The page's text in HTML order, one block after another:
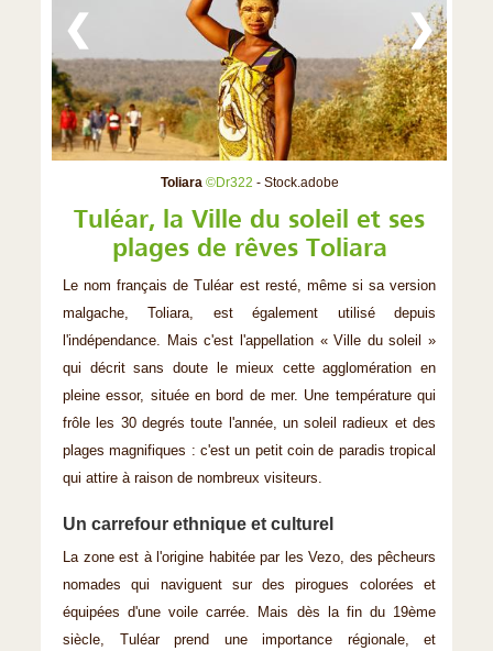
Toliara ©Dr322 - Stock.adobe
❮ ❯
Tuléar, la Ville du soleil et ses
plages de rêves Toliara
Le nom français de Tuléar est resté, même si sa version
malgache, Toliara, est également utilisé depuis
l'indépendance. Mais c'est l'appellation « Ville du soleil »
qui décrit sans doute le mieux cette agglomération en
pleine essor, située en bord de mer. Une température qui
frôle les 30 degrés toute l'année, un soleil radieux et des
plages magnifiques : c'est un petit coin de paradis tropical
qui attire à raison de nombreux visiteurs.
Un carrefour ethnique et culturel
La zone est à l'origine habitée par les Vezo, des pêcheurs
nomades qui naviguent sur des pirogues colorées et
équipées d'une voile carrée. Mais dès la fin du 19ème
siècle, Tuléar prend une importance régionale, et